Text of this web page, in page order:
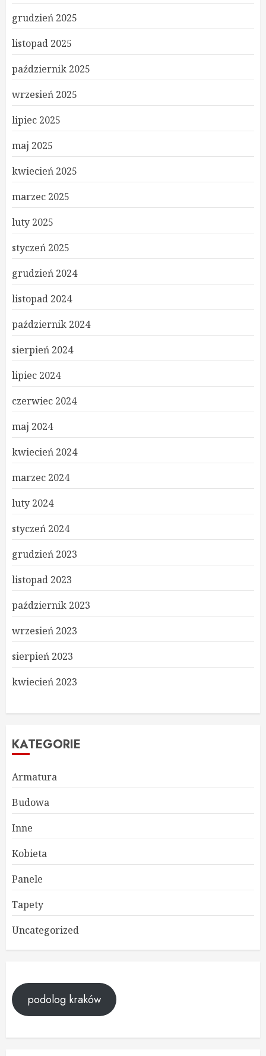
grudzień 2025
listopad 2025
październik 2025
wrzesień 2025
lipiec 2025
maj 2025
kwiecień 2025
marzec 2025
luty 2025
styczeń 2025
grudzień 2024
listopad 2024
październik 2024
sierpień 2024
lipiec 2024
czerwiec 2024
maj 2024
kwiecień 2024
marzec 2024
luty 2024
styczeń 2024
grudzień 2023
listopad 2023
październik 2023
wrzesień 2023
sierpień 2023
kwiecień 2023
KATEGORIE
Armatura
Budowa
Inne
Kobieta
Panele
Tapety
Uncategorized
podolog kraków